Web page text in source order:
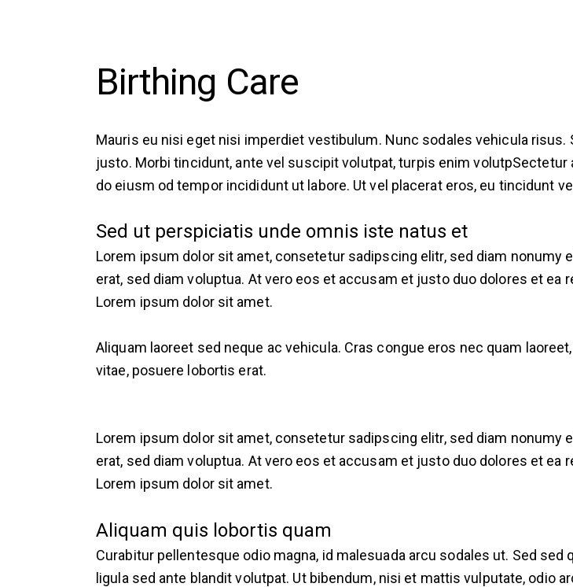
Birthing Care
Mauris eu nisi eget nisi imperdiet vestibulum. Nunc sodales vehicula
justo. Morbi tincidunt, ante vel suscipit volutpat, turpis enim
do eiusm od tempor incididunt ut labore. Ut vel placerat eros, eu tincidunt
Sed ut perspiciatis unde omnis iste natus et
Lorem ipsum dolor sit amet, consetetur sadipscing elitr, sed diam nonumy
erat, sed diam voluptua. At vero eos et accusam et justo duo dolores et
Lorem ipsum dolor sit amet.
Aliquam laoreet sed neque ac vehicula. Cras congue eros nec quam
vitae, posuere lobortis erat.
Lorem ipsum dolor sit amet, consetetur sadipscing elitr, sed diam nonumy
erat, sed diam voluptua. At vero eos et accusam et justo duo dolores et
Lorem ipsum dolor sit amet.
Aliquam quis lobortis quam
Curabitur pellentesque odio magna, id malesuada arcu sodales ut. Sed
ligula sed ante blandit volutpat. Ut bibendum, nisi et mattis vulputate, odio